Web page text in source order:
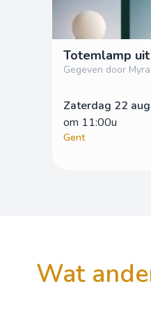
Totemlamp
Gegeven door Myra
Zaterdag 22
om 11:00u
Gent
wat